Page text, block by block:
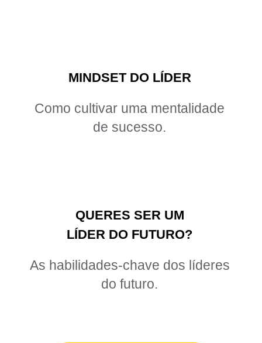
MINDSET DO LÍDER
Como cultivar uma mentalidade
de sucesso.
QUERES SER UM
LÍDER DO FUTURO?
As habilidades-chave dos líderes
do futuro.